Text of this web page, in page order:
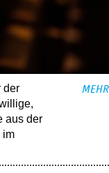
der
aus der
im
MEHR